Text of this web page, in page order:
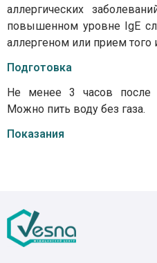
аллергических
повышенном уровне IgE
аллергеном или прием того
Подготовка
Не менее 3 часов после
Можно пить воду без газа.
Показания